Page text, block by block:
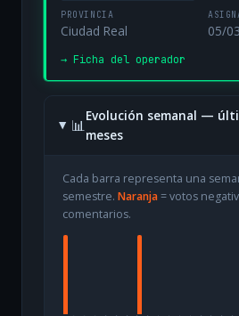
PROVINCIA
Ciudad Real 05/
→ Ficha del operador
📊
Evolución semanal —
meses
Cada barra representa una
semestre. Naranja= votos
comentarios.